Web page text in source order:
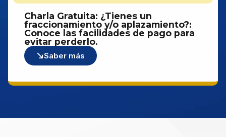
Seguridad y salud en el trabajo
Saber más